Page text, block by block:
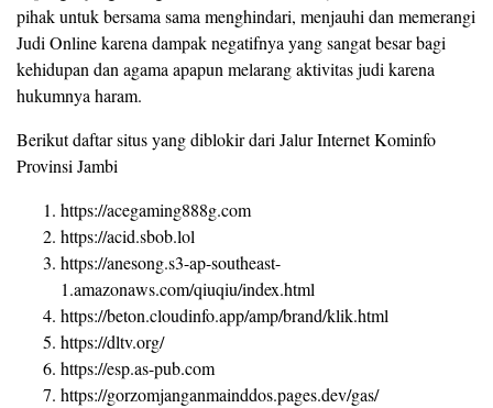
pihak untuk bersama sama menghindari, menjauhi dan memerangi
Judi Online karena dampak negatifnya yang sangat besar bagi
kehidupan dan agama apapun melarang aktivitas judi karena
hukumnya haram.
Berikut daftar situs yang diblokir dari Jalur Internet Kominfo
Provinsi Jambi
https://acegaming888g.com
https://acid.sbob.lol
https://anesong.s3-ap-southeast-
1.amazonaws.com/qiuqiu/index.html
https://beton.cloudinfo.app/amp/brand/klik.html
https://dltv.org/
https://esp.as-pub.com
https://gorzomjanganmainddos.pages.dev/gas/